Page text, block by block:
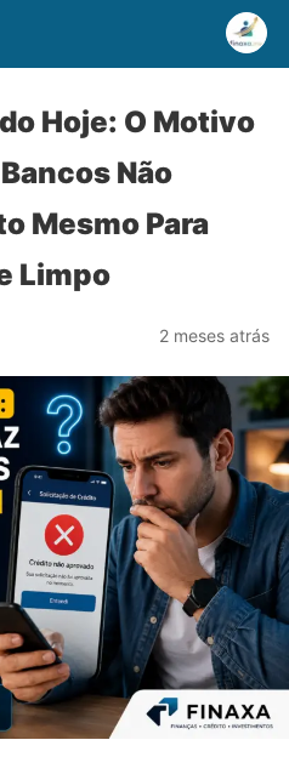
Hoje: O Motivo
Não
Mesmo Para
Limpo
2 meses atrás